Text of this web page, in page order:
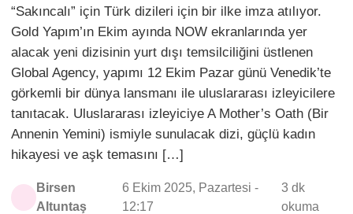
“Sakıncalı” için Türk dizileri için bir ilke imza atılıyor.
Gold Yapım’ın Ekim ayında NOW ekranlarında yer
alacak yeni dizisinin yurt dışı temsilciliğini üstlenen
Global Agency, yapımı 12 Ekim Pazar günü Venedik’te
görkemli bir dünya lansmanı ile uluslararası izleyicilere
tanıtacak. Uluslararası izleyiciye A Mother’s Oath (Bir
Annenin Yemini) ismiyle sunulacak dizi, güçlü kadın
hikayesi ve aşk temasını […]
Birsen
Altuntaş
6 Ekim 2025, Pazartesi -
12:17
3 dk
okuma